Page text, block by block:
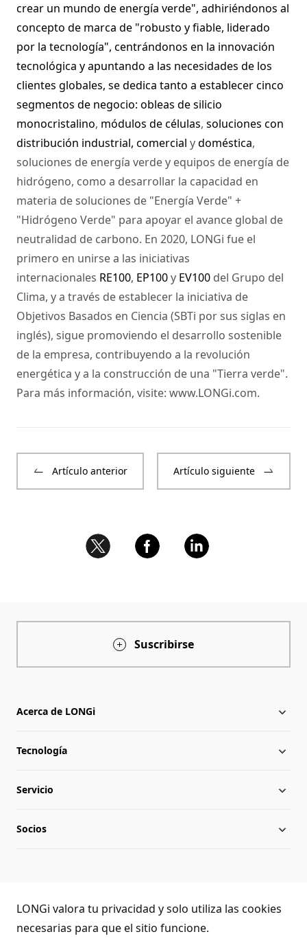
crear un mundo de energía verde", adhiriéndonos al
concepto de marca de "robusto y fiable, liderado
por la tecnología", centrándonos en la innovación
tecnológica y apuntando a las necesidades de los
clientes globales, se dedica tanto a establecer cinco
segmentos de negocio: obleas de silicio
monocristalino, módulos de células, soluciones con
distribución industrial, comercial ydoméstica,
soluciones de energía verde y equipos de energía de
hidrógeno, como a desarrollar la capacidad en
materia de soluciones de "Energía Verde" +
"Hidrógeno Verde" para apoyar el avance global de
neutralidad de carbono. En 2020, LONGi fue el
primero en unirse a las iniciativas
internacionales RE100, EP100y EV100 del Grupo del
Clima, y a través de establecer la iniciativa de
Objetivos Basados en Ciencia (SBTi por sus siglas en
inglés), sigue promoviendo el desarrollo sostenible
de la empresa, contribuyendo a la revolución
energética y a la construcción de una "Tierra verde".
Para más información, visite: www.LONGi.com.
Artículo anterior Artículo siguiente
Suscribirse
Acerca de LONGi
Acerca de LONGi
Hito
Globalización
Sostenibilidad
Tecnología
Novedades
Noticias del sector
Servicio
Descargar
Aplicaciones
Socios
(+86) 4008 601012
LONGi valora tu privacidad y solo utiliza las cookies
necesarias para que el sitio funcione.